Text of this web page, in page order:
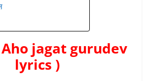
Aho jagat gurudev
lyrics )